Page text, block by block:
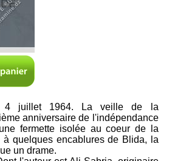
4 juillet 1964. La veille de la
anniversaire de l'indépendance
fermette isolée au coeur de la
quelques encablures de Blida, la
un drame.